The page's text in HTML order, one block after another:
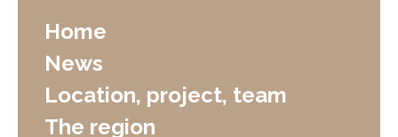
Home
News
Location, project, team
The region